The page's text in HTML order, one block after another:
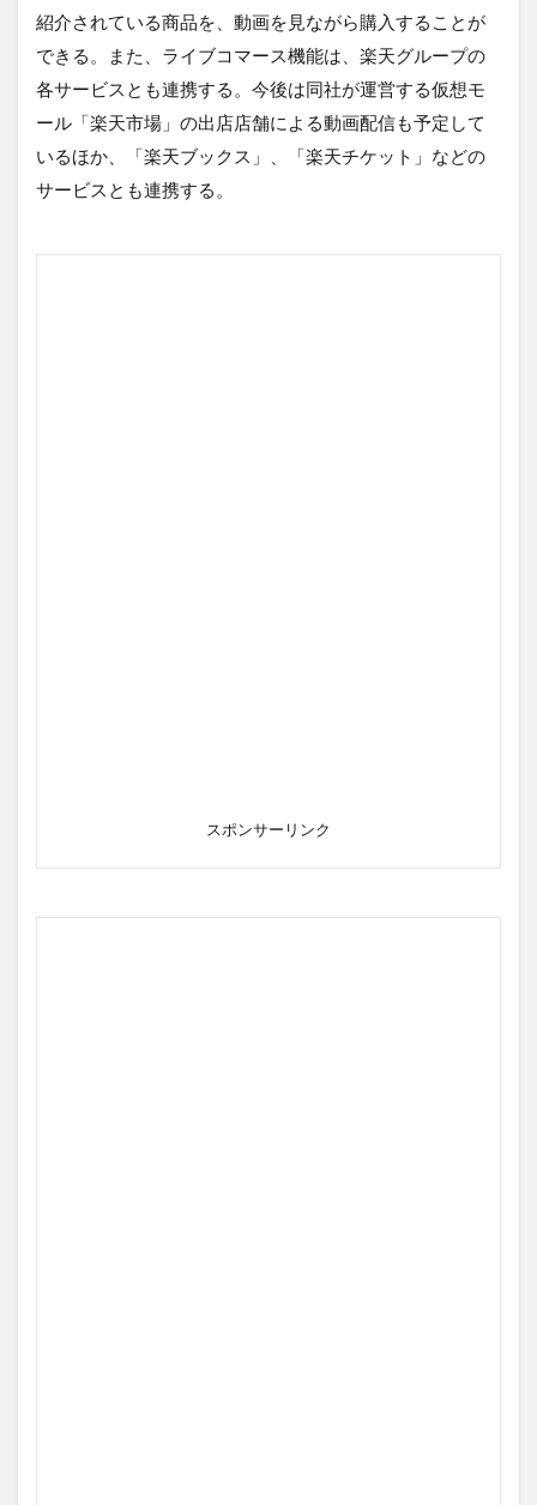
紹介されている商品を、動画を見ながら購入することが
できる。また、ライブコマース機能は、楽天グループの
各サービスとも連携する。今後は同社が運営する仮想モ
ール「楽天市場」の出店店舗による動画配信も予定して
いるほか、「楽天ブックス」、「楽天チケット」などの
サービスとも連携する。
スポンサーリンク